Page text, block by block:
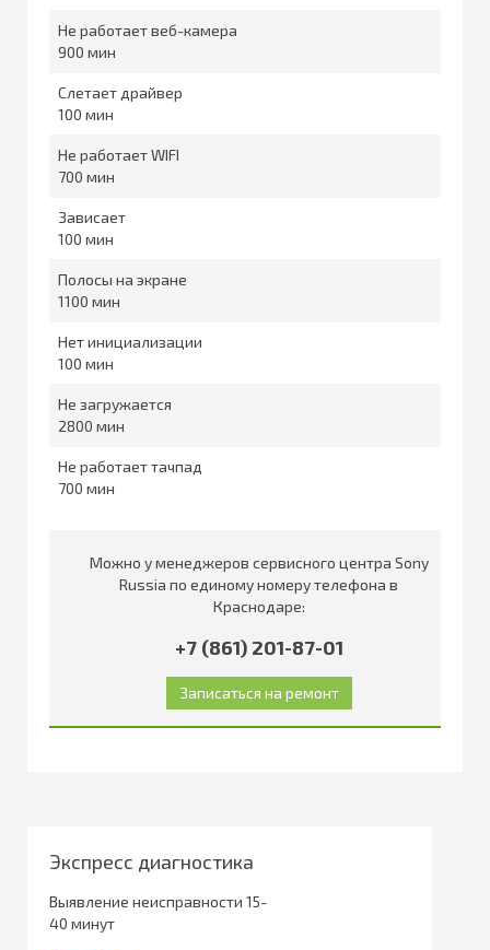
Не работает веб-камера
900
Слетает драйвер
100
Не работает WIFI
700
Зависает
100
Полосы на экране
1100
Нет инициализации
100
Не загружается
2800
Не работает тачпад
700
Можно у менеджеров сервисного центра Sony
Russia по единому номеру телефона в
Краснодаре:
+7 (861) 201-87-01
Экспресс диагностика
Выявление неисправности 15-
40 минут